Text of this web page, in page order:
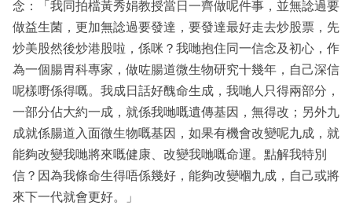
念：「我同拍檔黃秀娟教授當日一齊做呢件事，並無諗過要
做益生菌，更加無諗過要發達，要發達最好走去炒股票，先
炒美股然後炒港股啦，係咪？我哋抱住同一信念及初心，作
為一個腸胃科專家，做咗腸道微生物研究十幾年，自己深信
呢樣嘢係得嘅。我成日話好醜命生成，我哋人只得兩部分，
一部分佔大約一成，就係我哋嘅遺傳基因，無得改；另外九
成就係腸道入面微生物嘅基因，如果有機會改變呢九成，就
能夠改變我哋將來嘅健康、改變我哋嘅命運。點解我特別
信？因為我條命生得唔係幾好，能夠改變嗰九成，自己或將
來下一代就會更好。」